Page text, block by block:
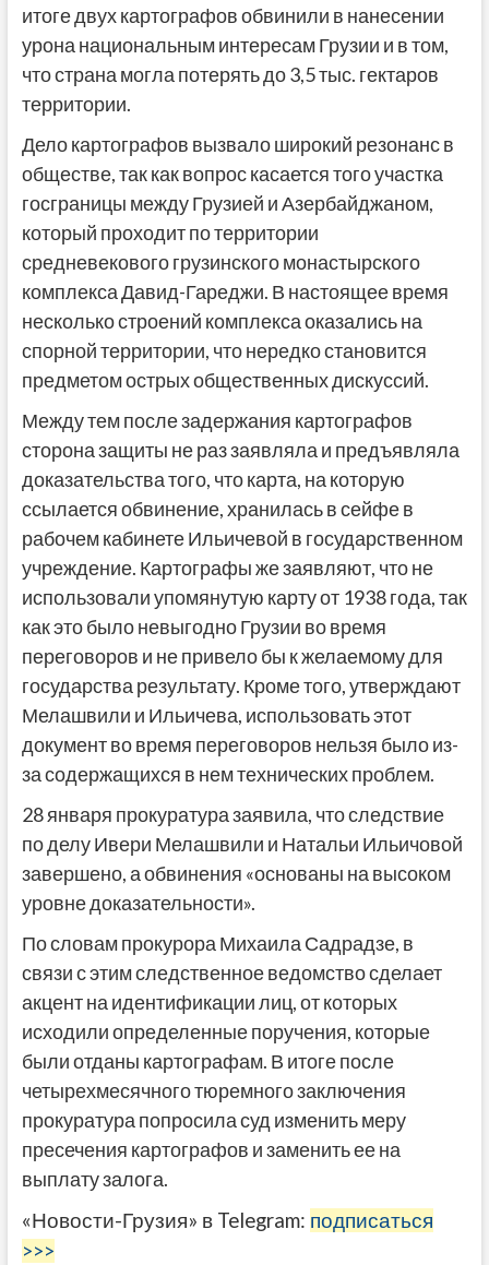
итоге двух картографов обвинили в нанесении
урона национальным интересам Грузии и в том,
что страна могла потерять до 3,5 тыс. гектаров
территории.
Дело картографов вызвало широкий резонанс в
обществе, так как вопрос касается того участка
госграницы между Грузией и Азербайджаном,
который проходит по территории
средневекового грузинского монастырского
комплекса Давид-Гареджи. В настоящее время
несколько строений комплекса оказались на
спорной территории, что нередко становится
предметом острых общественных дискуссий.
Между тем после задержания картографов
сторона защиты не раз заявляла и предъявляла
доказательства того, что карта, на которую
ссылается обвинение, хранилась в сейфе в
рабочем кабинете Ильичевой в государственном
учреждение. Картографы же заявляют, что не
использовали упомянутую карту от 1938 года, так
как это было невыгодно Грузии во время
переговоров и не привело бы к желаемому для
государства результату. Кроме того, утверждают
Мелашвили и Ильичева, использовать этот
документ во время переговоров нельзя было из-
за содержащихся в нем технических проблем.
28 января прокуратура заявила, что следствие
по делу Ивери Мелашвили и Натальи Ильичовой
завершено, а обвинения «основаны на высоком
уровне доказательности».
По словам прокурора Михаила Садрадзе, в
связи с этим следственное ведомство сделает
акцент на идентификации лиц, от которых
исходили определенные поручения, которые
были отданы картографам. В итоге после
четырехмесячного тюремного заключения
прокуратура попросила суд изменить меру
пресечения картографов и заменить ее на
выплату залога.
«Новости-Грузия» в Telegram: подписаться
>>>